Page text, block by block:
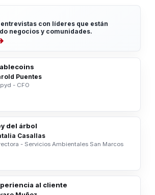
con líderes que están
negocios y comunidades.
Puentes
- CFO
del árbol
Casallas
- Servicios Ambientales San Marcos
al cliente